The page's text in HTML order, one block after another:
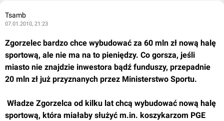
Tsamb
07.01.2010, 21:23
Zgorzelec bardzo chce wybudować za 60 mln zł nową halę
sportową, ale nie ma na to pieniędzy. Co gorsza, jeśli
miasto nie znajdzie inwestora bądź funduszy, przepadnie
20 mln zł już przyznanych przez Ministerstwo Sportu.
sportową, która miałaby służyć m.in. koszykarzom PGE